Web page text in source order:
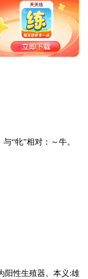
“牝”相对：～牛。
阳性生殖器。本义:雄